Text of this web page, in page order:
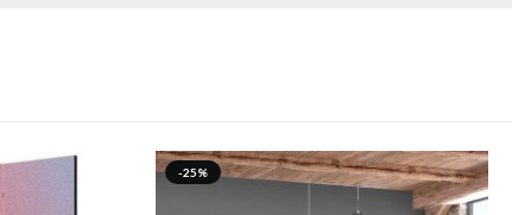
-25%